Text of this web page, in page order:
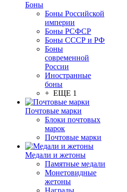
Боны
Боны Российской
империи
Боны РСФСР
Боны СССР и РФ
Боны
современной
России
Иностранные
боны
+ ЕЩЕ 1
Почтовые марки
Блоки почтовых
марок
Почтовые марки
Медали и жетоны
Памятные медали
Монетовидные
жетоны
Награды